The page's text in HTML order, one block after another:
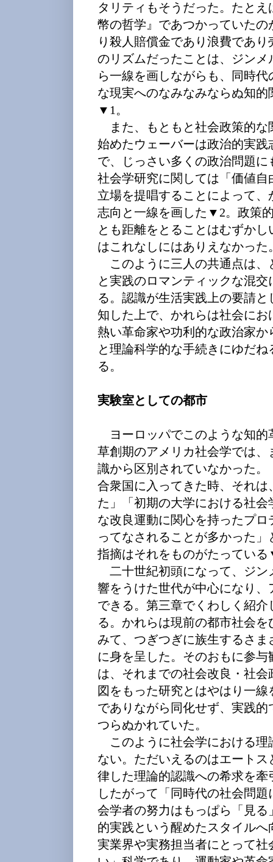
タリティもそうだった。たと
幣の哲学』であつかっていた
り殺人賠償金であり浪費であ
のリズムだったことは、ジン
ら一線を画しながらも、同時
な現実へのなみなみならぬ知
▼1。
また、もともと社会政策的な
始めたウェーバーは政治的実
で、じっさい多くの政治問題
社会学研究に関しては「価値自
立場を提唱することによって
志向と一線を画した▼2。政策
とも距離をとることはむずか
はこれなしにはありえなかった
このように三人の共通点は、
と実践のロマンティックな混
る。認識が生活実践上の要請
知した上で、かれらは社会に
熱い革命家や功利的な政治家
と理論科学的な手続きにゆだ
る。
実験室としての都市
ヨーロッパでこのような知的
草創期のアメリカ社会学では
識から区別されていなかった
合衆国に入ってきた時、それ
た」「初期の大学における社
な改良運動に関心を持ったプ
ってなされることが多かった
指摘はそれをものがたってい
二十世紀初頭になって、ジン
響をうけた世代が中心になり
できる。第三章でくわしく紹
る。かれらは現前の都市社会
みて、つぎつぎに族生するさ
に身を呈した。そのおもに参
は、それまでの社会改良・社
図をもった研究とはやはり一
でありながら同化せず、実践
つらぬかれていた。
このように社会学における理
ない。ただいえるのはエート
律した理論的認識への希求を
したがって「同時代の社会問
会学者の努力はもっぱら「見
的実践という醒めたスタイル
実業界や実務担当者にとって